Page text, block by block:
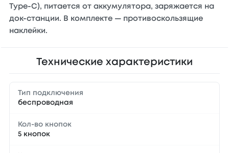
Type-C), питается от аккумулятора, заряжается на
док-станции. В комплекте — противоскользящие
наклейки.
Технические характеристики
Тип подключения
беспроводная
Кол-во кнопок
5 кнопок